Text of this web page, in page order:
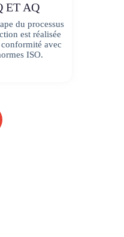
ET AQ
du processus
est réalisée
avec
ISO.